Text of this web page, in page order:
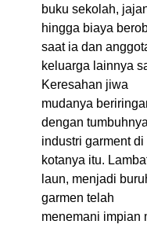
buku sekolah,
hingga biaya
saat ia dan
keluarga lainnya
Keresahan jiwa
mudanya
dengan tumbuhnya
industri garment di
kotanya itu.
laun, menjadi
garmen telah
menemani impian